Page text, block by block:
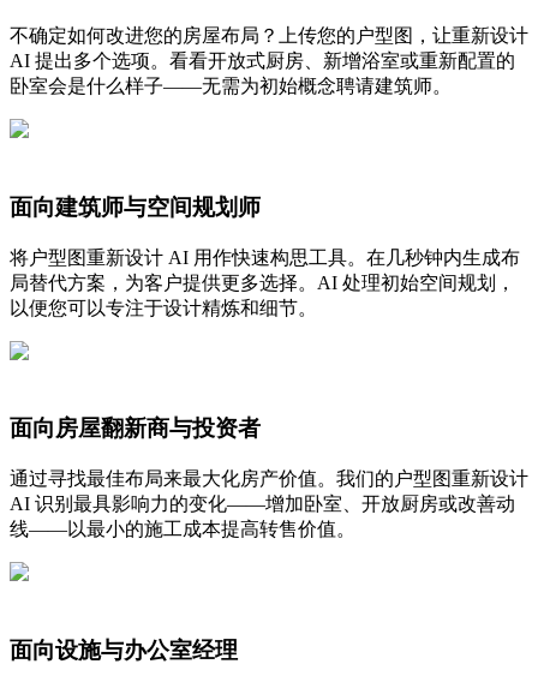
不确定如何改进您的房屋布局？上传您的户型图，让重新设计
AI 提出多个选项。看看开放式厨房、新增浴室或重新配置的
卧室会是什么样子——无需为初始概念聘请建筑师。
面向建筑师与空间规划师
将户型图重新设计 AI 用作快速构思工具。在几秒钟内生成布
局替代方案，为客户提供更多选择。AI 处理初始空间规划，
以便您可以专注于设计精炼和细节。
面向房屋翻新商与投资者
通过寻找最佳布局来最大化房产价值。我们的户型图重新设计
AI 识别最具影响力的变化——增加卧室、开放厨房或改善动
线——以最小的施工成本提高转售价值。
面向设施与办公室经理